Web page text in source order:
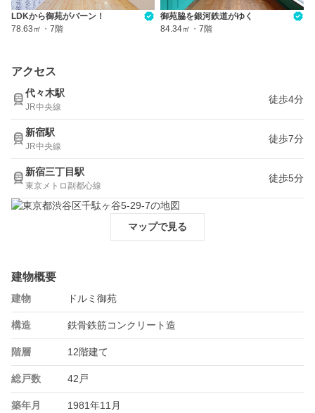
LDKから御苑がバーン！
78.63㎡ ・ 7階
御苑脇を銀河鉄道がゆく
84.34㎡ ・ 7階
アクセス
代々木駅
JR中央線
徒歩4分
新宿駅
JR中央線
徒歩7分
新宿三丁目駅
東京メトロ副都心線
徒歩5分
マップで見る
建物概要
建物 ドルミ御苑
構造 鉄骨鉄筋コンクリート造
階層 12階建て
総戸数 42戸
築年月 1981年11月